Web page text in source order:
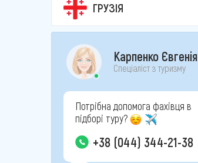
ГРУЗІЯ
Карпенко Євгенія
Спеціаліст з туризму
Потрібна допомога фахівця в
підборі туру?
+38 (044) 344-21-38